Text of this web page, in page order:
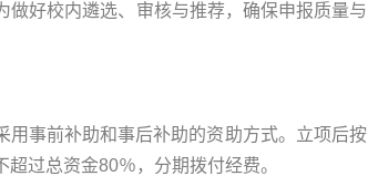
好校内遴选、审核与推荐，确保申报质量与
事前补助和事后补助的资助方式。立项后按
过总资金80％，分期拨付经费。